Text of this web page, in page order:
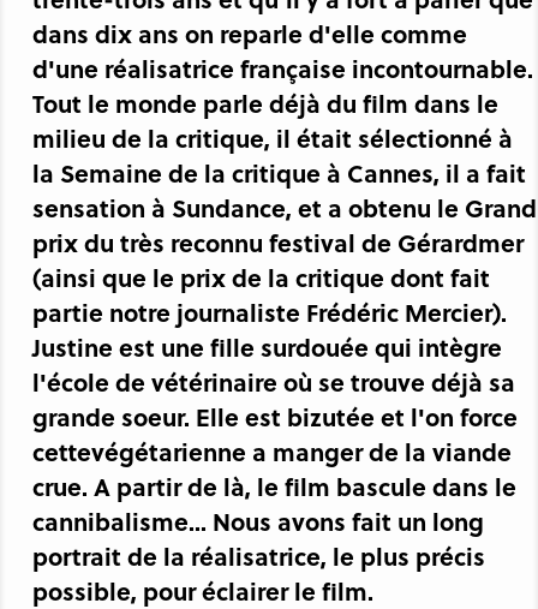
dans dix ans on reparle d'elle comme
d'une réalisatrice française incontournable.
Tout le monde parle déjà du film dans le
milieu de la critique, il était sélectionné à
la Semaine de la critique à Cannes, il a fait
sensation à Sundance, et a obtenu le Grand
prix du très reconnu festival de Gérardmer
(ainsi que le prix de la critique dont fait
partie notre journaliste Frédéric Mercier).
Justine est une fille surdouée qui intègre
l'école de vétérinaire où se trouve déjà sa
grande soeur. Elle est bizutée et l'on force
cettevégétarienne a manger de la viande
crue. A partir de là, le film bascule dans le
cannibalisme... Nous avons fait un long
portrait de la réalisatrice, le plus précis
possible, pour éclairer le film.